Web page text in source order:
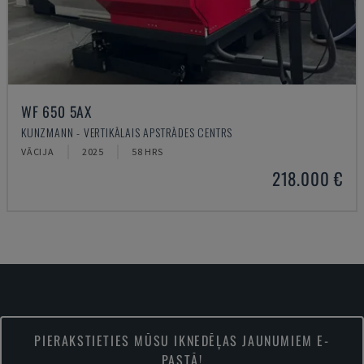
WF 650 5AX
KUNZMANN - VERTIKĀLAIS APSTRĀDES CENTRS
VĀCIJA 2025 58 HRS
218.000 €
PIERAKSTIETIES MŪSU IKNEDĒĻAS JAUNUMIEM E-
PASTĀ!